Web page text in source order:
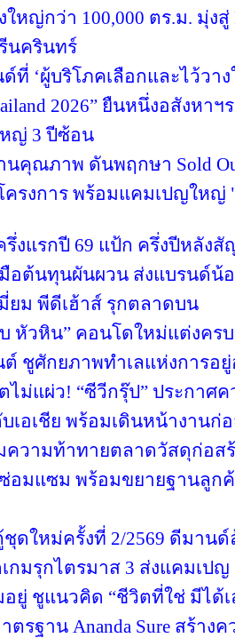
หญ่กว่า 100,000 ตร.ม. มุ่งสู่
นครินทร์
ที่ ‘ผู้บริโภคเลือกและไว้วาง
2026” ยืนหนึ่งอสังหา
หญ่ 3 ปีซ้อน
นคุณภาพ ดันพฤกษา Sold
รงการ พร้อมแคมเปญใหญ่
รึ่งแรกปี 69 แป้ก ครึ่งปีหลั
อต้นทุนผันผวน ส่งแบรนด์น้
ยม พีดีเฮ้าส์ รุกตลาดบน
หัวหิน” คอนโดใหม่แต่งคร
ต์ ชูศักยภาพทำเลแห่งการอ
ไม่แผ่ว! “ซีวีกรุ๊ป” ประกาศค
เอเชีย พร้อมเดินหน้างานก่อ
ความท้าทายตลาดวัสดุก่อสร้
อมแซม พร้อมขยายฐานลูก
ดใหม่ครั้งที่ 2/2569 ดีมาน
กมรุกไตรมาส 3 ส่งแคมเปญ
ยู่ ชูแนวคิด “ชีวิตที่ใช่ มีได้
รฐาน Ananda Sure สร้าง